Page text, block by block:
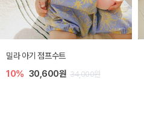
토닉 아기 민소매 티셔츠
20% 11,200원 14,000원